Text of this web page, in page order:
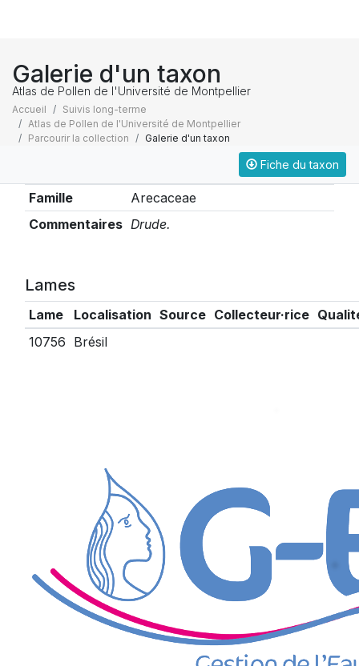
Galerie d'un taxon
Atlas de Pollen de l'Université de Montpellier
Accueil
Suivis long-terme
Atlas de Pollen de l'Université de Montpellier
Parcourir la collection
Galerie d'un taxon
Fiche du taxon
Famille
Arecaceae
Commentaires Drude.
Lames
Lame Localisation Source Collecteur·rice
10756 Brésil